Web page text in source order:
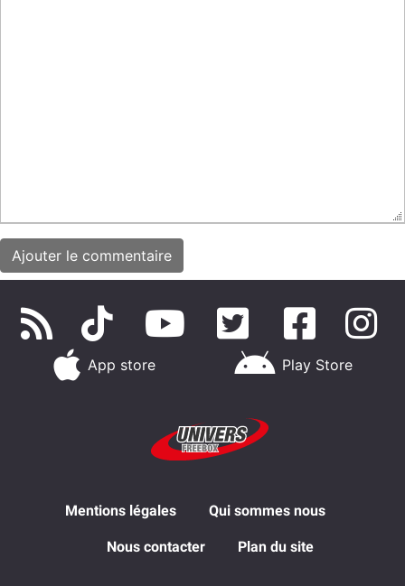
App store Play Store
Mentions légales Qui sommes nous
Nous contacter Plan du site